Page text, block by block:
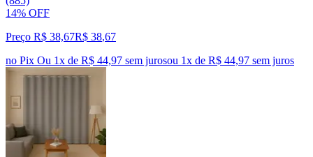
14% OFF
Preço R$ 38,67R$ 38,67
no Pix Ou 1x de R$ 44,97 sem jurosou 1x de R$ 44,97 sem juros